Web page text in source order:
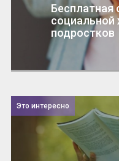
Бесплатная
социальной
подростков
Это интересно